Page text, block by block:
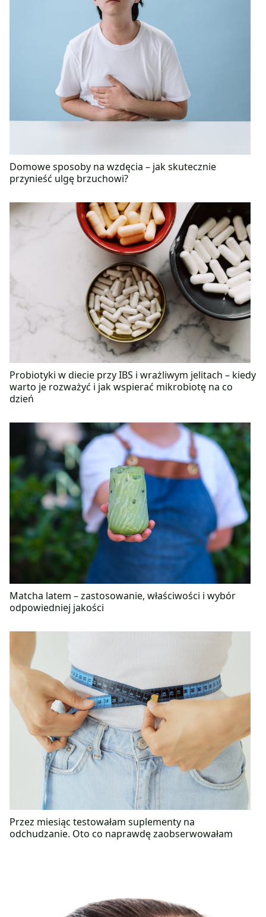
Domowe sposoby na wzdęcia – jak skutecznie
przynieść ulgę brzuchowi?
Probiotyki w diecie przy IBS i wrażliwym jelitach – kiedy
warto je rozważyć i jak wspierać mikrobiotę na co
dzień
Matcha latem – zastosowanie, właściwości i wybór
odpowiedniej jakości
Przez miesiąc testowałam suplementy na
odchudzanie. Oto co naprawdę zaobserwowałam